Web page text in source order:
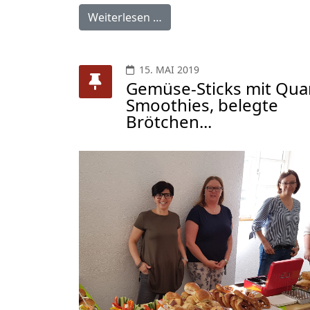
Weiterlesen …
15. MAI 2019
Gemüse-Sticks mit
Smoothies, belegte
Brötchen...